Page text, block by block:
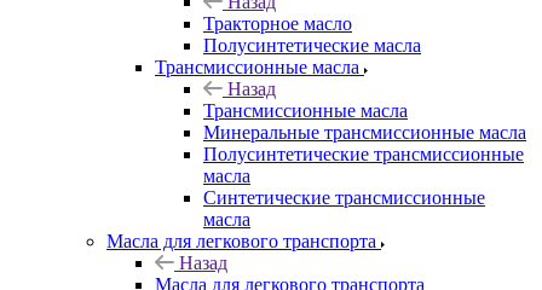
Тракторное масло
Полусинтетические масла
Трансмиссионные масла
Назад
Трансмиссионные масла
Минеральные трансмиссионные масла
Полусинтетические трансмиссионные
масла
Синтетические трансмиссионные
масла
Масла для легкового транспорта
Назад
Масла для легкового транспорта